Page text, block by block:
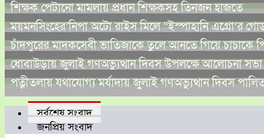
শিক্ষক পেটানো মামলায় প্রধান শিক্ষকসহ তিনজন হাজতে
ময়মনসিংহের’নিপা অটো রাইস মিলে “ইস্পাহানি এগ্রো’র
চাঁদপুরের মাদকসেবী ভাতিজাকে তুলে আনতে গিয়ে চাচাকে
ধোবাউড়ায় জুলাই গণঅভ্যুত্থান দিবস উপলক্ষে আলোচনা সভা
পত্নীতলায় যথাযোগ্য মর্যাদায় জুলাই গণঅভ্যুত্থান দিবস
সর্বশেষ সংবাদ
জনপ্রিয় সংবাদ